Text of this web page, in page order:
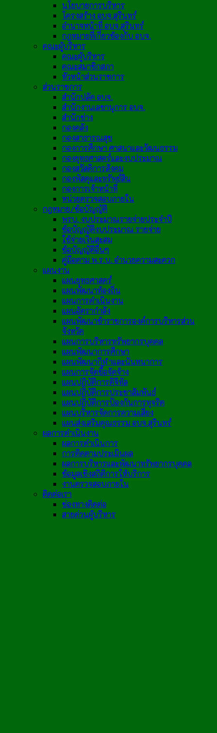
นโยบายการบริหาร
โครงสร้าง อบจ.สุรินทร์
อำนาจหน้าที่ อบจ.สุรินทร์
กฎหมายที่เกี่ยวข้องกับ อบจ.
คณะผู้บริหาร
คณะผู้บริหาร
คณะสมาชิกสภา
หัวหน้าส่วนราชการ
ส่วนราชการ
สำนักปลัด อบจ.
สำนักงานเลขานุการ อบจ.
สำนักช่าง
กองคลัง
กองสาธารณสุข
กองการศึกษา ศาสนาและวัฒนธรรม
กองยุทธศาสตร์และงบประมาณ
กองสวัสดิการสังคม
กองพัสดุและทรัพย์สิน
กองการเจ้าหน้าที่
หน่วยตรวจสอบภายใน
กฎหมาย/ข้อบัญญัติ
พรบ. งบประมาณรายจ่ายประจำปี
ข้อบัญญัติงบประมาณ รายจ่าย
ใช้จ่ายเงินสะสม
ข้อบัญญัติอื่นๆ
คู่มือตาม พ.ร.บ. อำนวยความสะดวก
แผนงาน
แผนยุทธศาสตร์
แผนพัฒนาท้องถิ่น
แผนการดำเนินงาน
แผนอัตรากำลัง
แผนพัฒนาข้าราชการองค์การบริหารส่วน
จังหวัด
แผนการบริหารทรัพยากรบุคคล
แผนพัฒนาการศึกษา
แผนพัฒนากีฬาและนันทนาการ
แผนการจัดซื้อจัดจ้าง
แผนปฏิบัติการดิจิทัล
แผนปฏิบัติการประชาสัมพันธ์
แผนปฏิบัติการป้องกันการทุจริต
แผนบริหารจัดการความเสี่ยง
แผนส่งเสริมคุณธรรม อบจ.สุรินทร์
ผลการดำเนินงาน
ผลการดำเนินการ
การติดตามประเมินผล
ผลการบริหารและพัฒนาทรัพยากรบุคคล
ข้อมูลเชิงสถิติการให้บริการ
งานตรวจสอบภายใน
ติดต่อเรา
ช่องทางติดต่อ
สายด่วนผู้บริหาร